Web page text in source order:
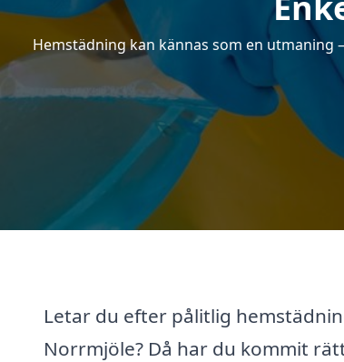
Hemstädning kan kännas som en
Letar du efter pålitlig
Norrmjöle? Då har du kommit